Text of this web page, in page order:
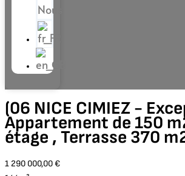
Nous
(06 NICE CIMIEZ -
Appartement de 150
étage , Terrasse 370
1 290 000,00 €